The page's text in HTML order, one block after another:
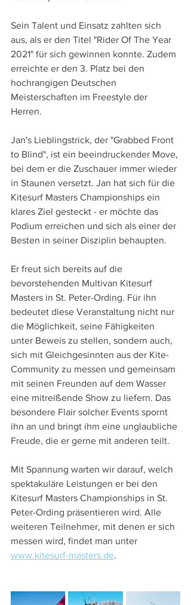
Sein Talent und Einsatz zahlten sich
aus, als er den Titel "Rider Of The Year
2021" für sich gewinnen konnte. Zudem
erreichte er den 3. Platz bei den
hochrangigen Deutschen
Meisterschaften im Freestyle der
Herren.
Jan's Lieblingstrick, der "Grabbed Front
to Blind", ist ein beeindruckender Move,
bei dem er die Zuschauer immer wieder
in Staunen versetzt. Jan hat sich für die
Kitesurf Masters Championships ein
klares Ziel gesteckt - er möchte das
Podium erreichen und sich als einer der
Besten in seiner Disziplin behaupten.
Er freut sich bereits auf die
bevorstehenden Multivan Kitesurf
Masters in St. Peter-Ording. Für ihn
bedeutet diese Veranstaltung nicht nur
die Möglichkeit, seine Fähigkeiten
unter Beweis zu stellen, sondern auch,
sich mit Gleichgesinnten aus der Kite-
Community zu messen und gemeinsam
mit seinen Freunden auf dem Wasser
eine mitreißende Show zu liefern. Das
besondere Flair solcher Events spornt
ihn an und bringt ihm eine unglaubliche
Freude, die er gerne mit anderen teilt.
Mit Spannung warten wir darauf, welch
spektakuläre Leistungen er bei den
Kitesurf Masters Championships in St.
Peter-Ording präsentieren wird. Alle
weiteren Teilnehmer, mit denen er sich
messen wird, findet man unter
www.kitesurf-masters.de.